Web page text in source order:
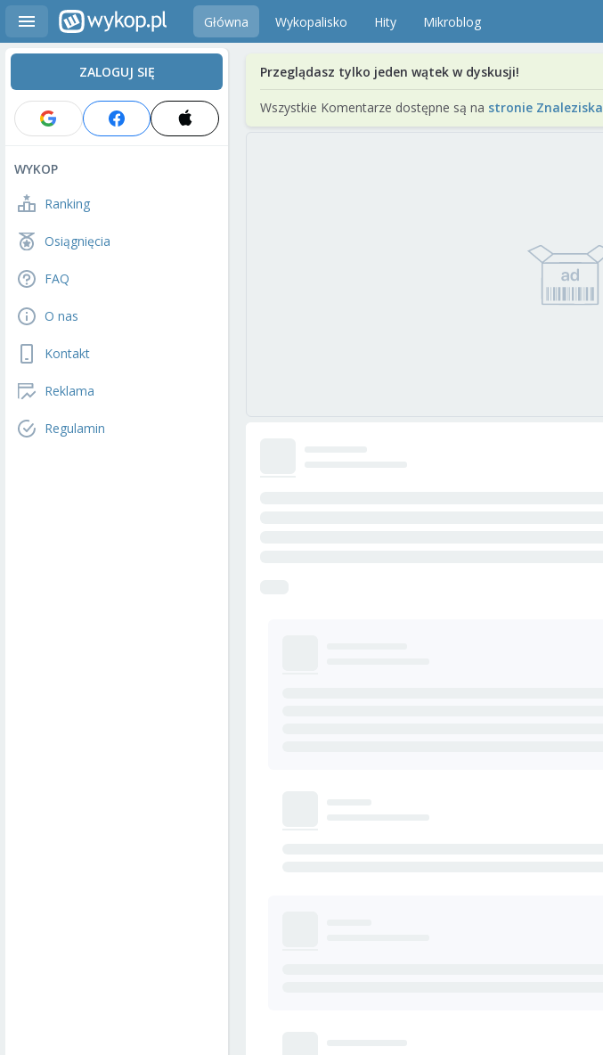
Główna Wykopalisko Hity Mikroblog
ZALOGUJ SIĘ
WYKOP
Ranking
Osiągnięcia
FAQ
O nas
Kontakt
Reklama
Regulamin
Przeglądasz tylko jeden wątek w dyskusji!
Wszystkie Komentarze dostępne są na stronie Znaleziska